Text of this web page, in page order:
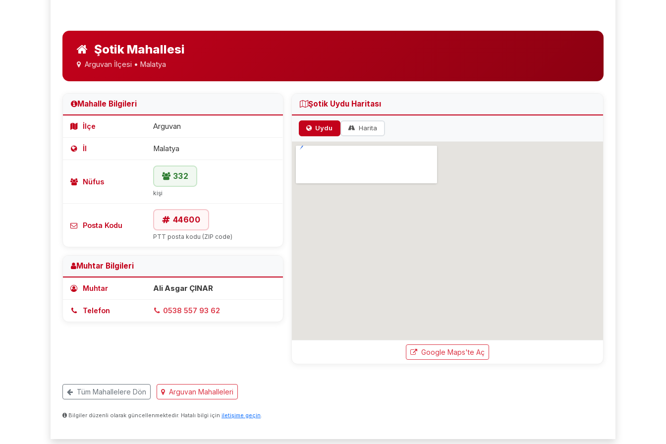
Şotik Mahallesi
Arguvan İlçesi • Malatya
Mahalle Bilgileri
İlçe Arguvan
İl Malatya
Nüfus
332
kişi
Posta Kodu
44600
PTT posta kodu (ZIP code)
Muhtar Bilgileri
Muhtar Ali Asgar ÇINAR
Telefon 0538 557 93 62
Şotik Uydu Haritası
Uydu Harita
Google Maps'te Aç
Tüm Mahallelere Dön Arguvan Mahalleleri
Bilgiler düzenli olarak güncellenmektedir. Hatalı bilgi için iletişime geçin